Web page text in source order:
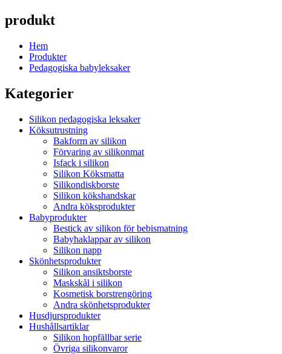
produkt
Hem
Produkter
Pedagogiska babyleksaker
Kategorier
Silikon pedagogiska leksaker
Köksutrustning
Bakform av silikon
Förvaring av silikonmat
Isfack i silikon
Silikon Köksmatta
Silikondiskborste
Silikon kökshandskar
Andra köksprodukter
Babyprodukter
Bestick av silikon för bebismatning
Babyhaklappar av silikon
Silikon napp
Skönhetsprodukter
Silikon ansiktsborste
Maskskål i silikon
Kosmetisk borstrengöring
Andra skönhetsprodukter
Husdjursprodukter
Hushållsartiklar
Silikon hopfällbar serie
Övriga silikonvaror